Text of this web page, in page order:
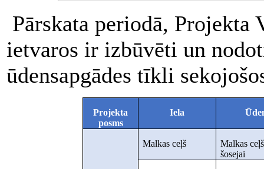
Pārskata periodā,
ietvaros ir izbūvēti un
ūdensapgādes tīkli
Projekta
posms
Iela
Malkas ceļš
Malkas
šosejai